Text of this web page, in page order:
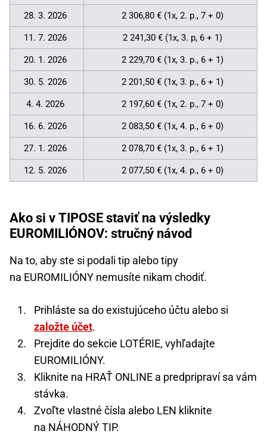
28. 3. 2026 2 306,80 € (1x, 2. p., 7 + 0)
11. 7. 2026 2 241,30 € (1x, 3. p, 6 + 1)
20. 1. 2026 2 229,70 € (1x, 3. p., 6 + 1)
30. 5. 2026 2 201,50 € (1x, 3. p., 6 + 1)
4. 4. 2026 2 197,60 € (1x, 2. p., 7 + 0)
16. 6. 2026 2 083,50 € (1x, 4. p., 6 + 0)
27. 1. 2026 2 078,70 € (1x, 3. p., 6 + 1)
12. 5. 2026 2 077,50 € (1x, 4. p., 6 + 0)
Ako si v TIPOSE staviť na výsledky
EUROMILIÓNOV: stručný návod
Na to, aby ste si podali tip alebo tipy
na EUROMILIÓNY nemusíte nikam chodiť.
Prihláste sa do existujúceho účtu alebo si
založte účet.
Prejdite do sekcie LOTÉRIE, vyhľadajte
EUROMILIÓNY.
Kliknite na HRAŤ ONLINE a predpripraví sa vám
stávka.
Zvoľte vlastné čísla alebo LEN kliknite
na NÁHODNÝ TIP.